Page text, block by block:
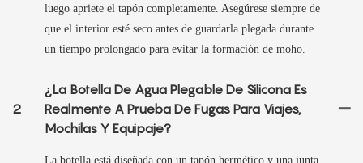
luego apriete el tapón completamente. Asegúrese siempre de
que el interior esté seco antes de guardarla plegada durante
un tiempo prolongado para evitar la formación de moho.
2
¿La Botella De Agua Plegable De Silicona Es
Realmente A Prueba De Fugas Para Viajes,
Mochilas Y Equipaje?
La botella está diseñada con un tapón hermético y una junta